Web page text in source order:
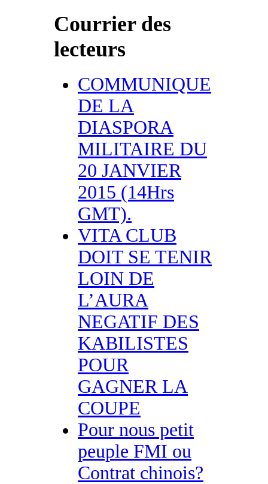
Courrier des
lecteurs
COMMUNIQUE
DE LA
DIASPORA
MILITAIRE DU
20 JANVIER
2015 (14Hrs
GMT).
VITA CLUB
DOIT SE TENIR
LOIN DE
L’AURA
NEGATIF DES
KABILISTES
POUR
GAGNER LA
COUPE
Pour nous petit
peuple FMI ou
Contrat chinois?